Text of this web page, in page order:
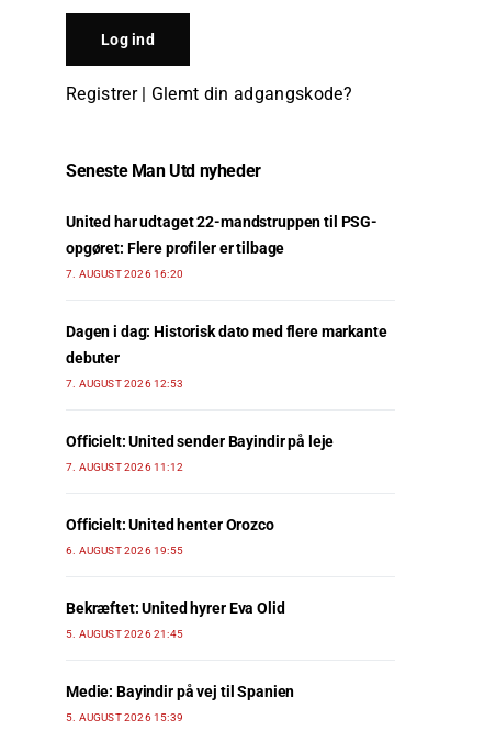
Registrer| Glemt din adgangskode?
Seneste Man Utd nyheder
United har udtaget 22-mandstruppen til PSG-
opgøret: Flere profiler er tilbage
7. AUGUST 2026 16:20
Dagen i dag: Historisk dato med flere markante
debuter
7. AUGUST 2026 12:53
Officielt: United sender Bayindir på leje
7. AUGUST 2026 11:12
Officielt: United henter Orozco
6. AUGUST 2026 19:55
Bekræftet: United hyrer Eva Olid
5. AUGUST 2026 21:45
Medie: Bayindir på vej til Spanien
5. AUGUST 2026 15:39